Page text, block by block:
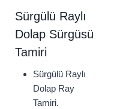
Sürgülü Raylı
Dolap Sürgüsü
Tamiri
Sürgülü Raylı
Dolap Ray
Tamiri.